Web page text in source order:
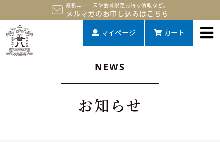
最新ニュースや会員限定お得な情報など。
メルマガのお申し込みはこちら
マイページ カート
NEWS
お知らせ